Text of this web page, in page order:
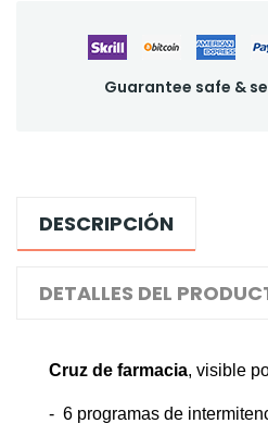
Guarantee safe &
DESCRIPCIÓN
DETALLES DEL
Cruz de farmacia, visible
- 6 programas de